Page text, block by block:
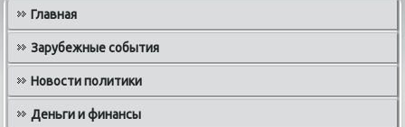
Главная
Зарубежные события
Новости политики
Деньги и финансы